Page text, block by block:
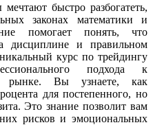
быстро разбогатеть,
законах математики и
помогает понять, что
дисциплине и правильном
курс по трейдингу
подхода к
рынке. Вы узнаете, как
для постепенного, но
Это знание позволит вам
рисков и эмоциональных